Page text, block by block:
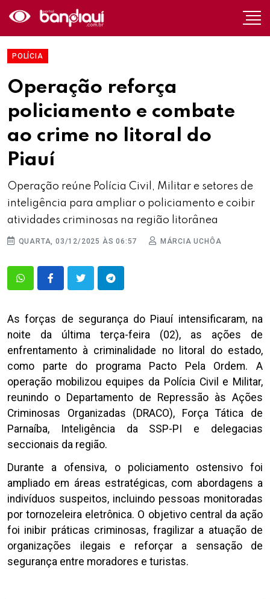
POLÍCIA
Operação reforça
policiamento e combate
ao crime no litoral do
Piauí
Operação reúne Polícia Civil, Militar e setores de
inteligência para ampliar o policiamento e coibir
atividades criminosas na região litorânea
QUARTA, 03/12/2025 ÀS 06:57 MÁRCIA UCHÔA
As forças de segurança do Piauí intensificaram, na
noite da última terça-feira (02), as ações de
enfrentamento à criminalidade no litoral do estado,
como parte do programa Pacto Pela Ordem. A
operação mobilizou equipes da Polícia Civil e Militar,
reunindo o Departamento de Repressão às Ações
Criminosas Organizadas (DRACO), Força Tática de
Parnaíba, Inteligência da SSP-PI e delegacias
seccionais da região.
Durante a ofensiva, o policiamento ostensivo foi
ampliado em áreas estratégicas, com abordagens a
indivíduos suspeitos, incluindo pessoas monitoradas
por tornozeleira eletrônica. O objetivo central da ação
foi inibir práticas criminosas, fragilizar a atuação de
organizações ilegais e reforçar a sensação de
segurança entre moradores e turistas.